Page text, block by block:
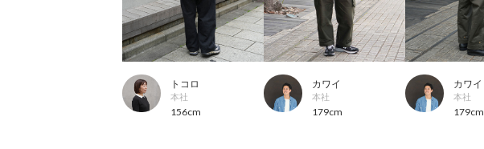
トコロ
本社
156cm
カワイ
本社
179cm
カワイ
本社
179cm